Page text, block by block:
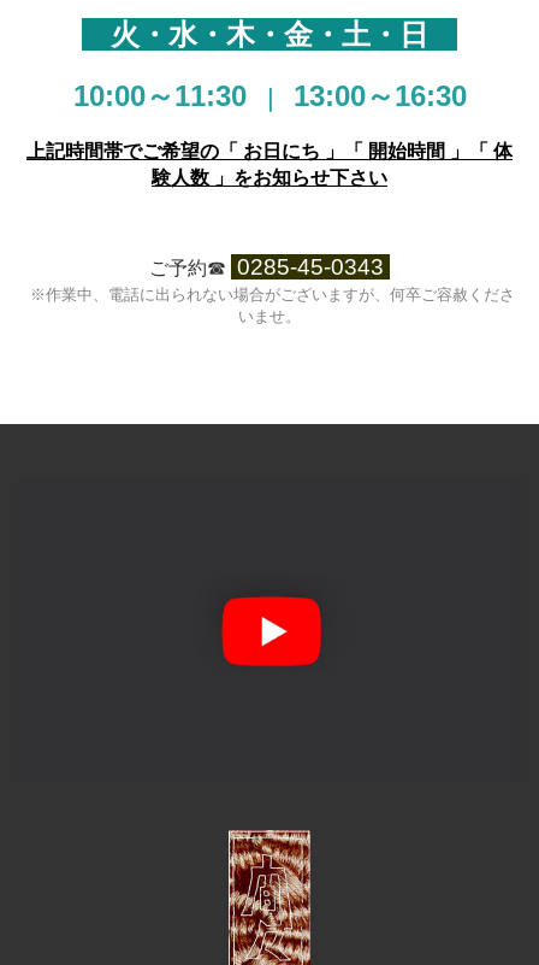
火・水・木 ・ 金・土 ・日
10:00～11:30｜ 13:00～16:30
上記時間帯でご希望の「 お日にち 」「 開始時間 」「 体
験人数 」 をお知らせ下さい
ご予約☎︎ 0285-45-0343
※作業中、電話に出られない場合がございますが、 何卒ご容赦くださ
いませ。